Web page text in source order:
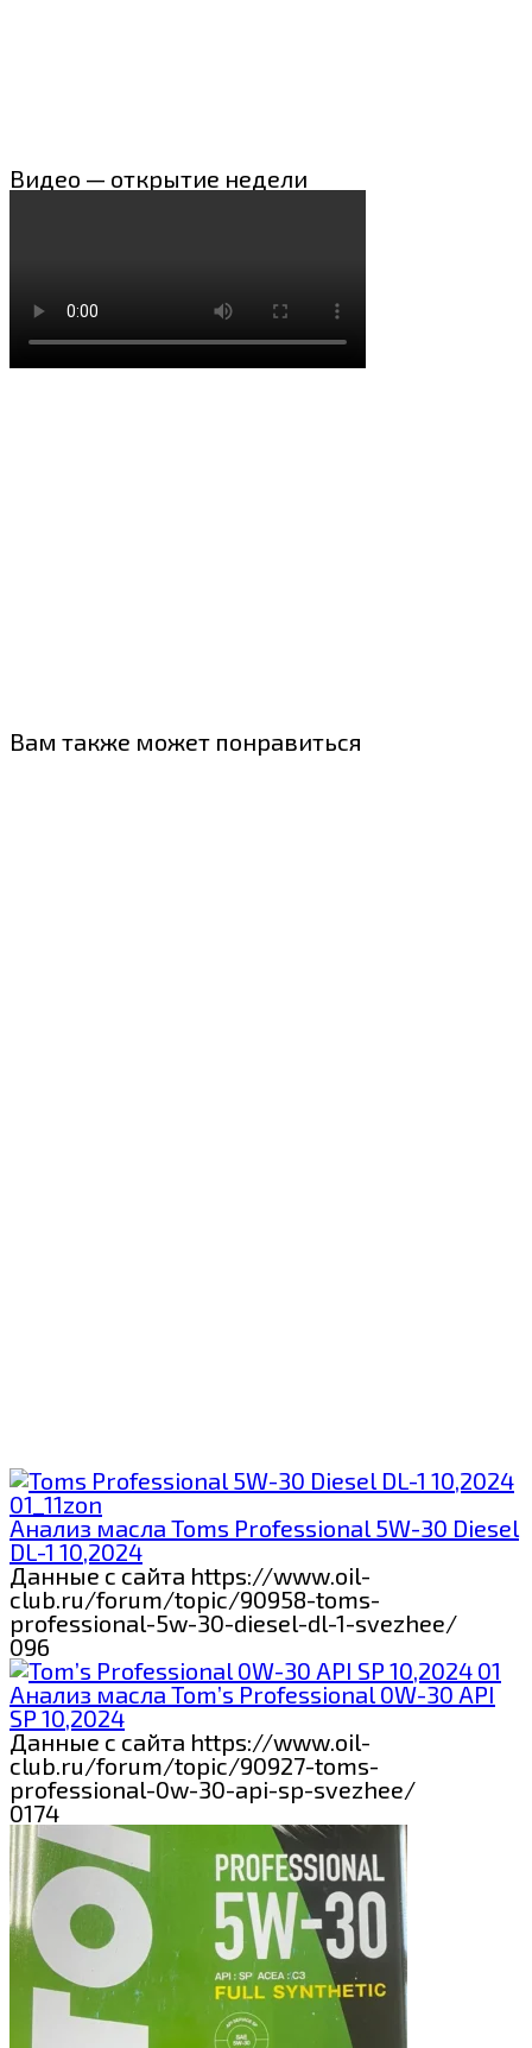
Видео — открытие недели
Вам также может понравиться
Анализ масла Toms Professional 5W-30 Diesel
DL-1 10,2024
Данные с сайта https://www.oil-
club.ru/forum/topic/90958-toms-
professional-5w-30-diesel-dl-1-svezhee/
096
Анализ масла Tom’s Professional 0W-30 API
SP 10,2024
Данные с сайта https://www.oil-
club.ru/forum/topic/90927-toms-
professional-0w-30-api-sp-svezhee/
0174